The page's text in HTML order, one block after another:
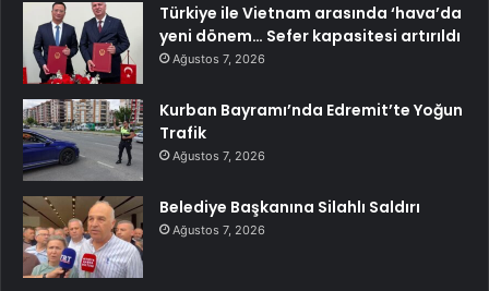
Türkiye ile Vietnam arasında ‘hava’da
yeni dönem… Sefer kapasitesi artırıldı
Ağustos 7, 2026
Kurban Bayramı’nda Edremit’te Yoğun
Trafik
Ağustos 7, 2026
Belediye Başkanına Silahlı Saldırı
Ağustos 7, 2026